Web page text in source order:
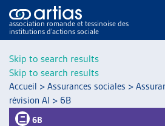
Skip to search results
Skip to search results
association romande et tessinoise des
institutions d’actions sociale
Accueil > Assurances sociales >
révision AI > 6B
6B